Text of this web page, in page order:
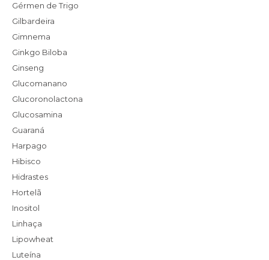
Gérmen de Trigo
Gilbardeira
Gimnema
Ginkgo Biloba
Ginseng
Glucomanano
Glucoronolactona
Glucosamina
Guaraná
Harpago
Hibisco
Hidrastes
Hortelã
Inositol
Linhaça
Lipowheat
Luteína